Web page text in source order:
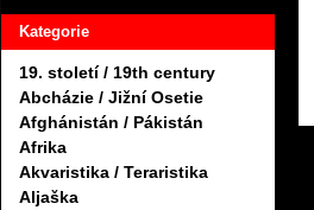
Kategorie
19. století / 19th century
Abcházie / Jižní Osetie
Afghánistán / Pákistán
Afrika
Akvaristika / Teraristika
Aljaška